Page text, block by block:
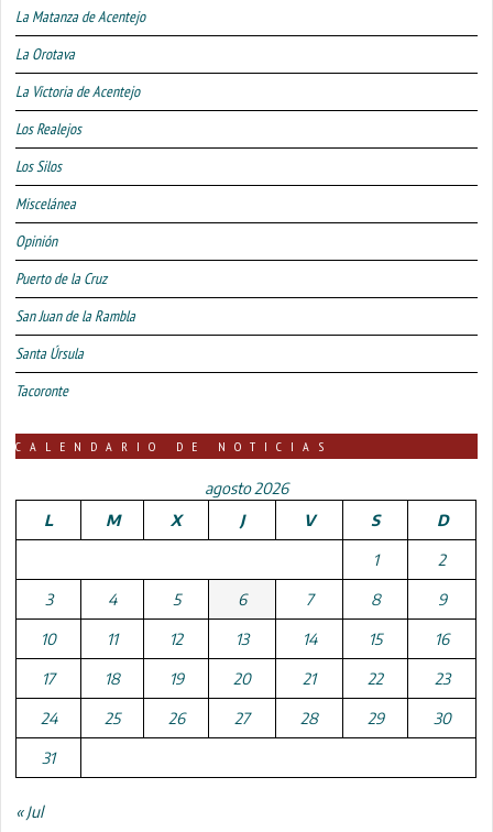
La Matanza de Acentejo
La Orotava
La Victoria de Acentejo
Los Realejos
Los Silos
Miscelánea
Opinión
Puerto de la Cruz
San Juan de la Rambla
Santa Úrsula
Tacoronte
CALENDARIO DE NOTICIAS
agosto 2026
L
M X J V S D
1 2
3 4 5 6 7 8 9
10 11 12 13 14 15 16
17 18 19 20 21 22 23
24 25 26 27 28 29 30
31
« Jul